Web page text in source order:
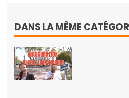
DANS LA MÊME